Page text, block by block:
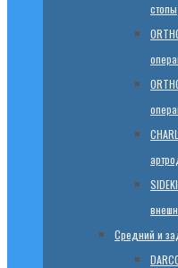
стопы
Средний и